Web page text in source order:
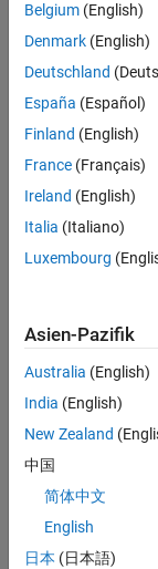
The device
A source
additional
A template
A template
In the next
Code
See Also
Belgium (English)
Denmark (English)
Deutschland
España (Español)
Finland (English)
France (Français)
Ireland (English)
Italia (Italiano)
Luxembourg
Asien-Pazifik
Australia (English)
India (English)
New Zealand
中国
简体中文
English
日本 (日本語)